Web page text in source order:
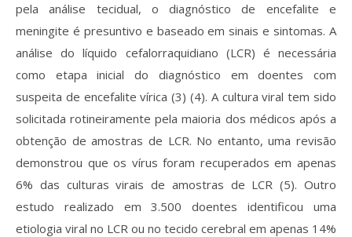
pela análise tecidual, o diagnóstico de encefalite e
meningite é presuntivo e baseado em sinais e sintomas. A
análise do líquido cefalorraquidiano (LCR) é necessária
como etapa inicial do diagnóstico em doentes com
suspeita de encefalite vírica (3) (4). A cultura viral tem sido
solicitada rotineiramente pela maioria dos médicos após a
obtenção de amostras de LCR. No entanto, uma revisão
demonstrou que os vírus foram recuperados em apenas
6% das culturas virais de amostras de LCR (5). Outro
estudo realizado em 3.500 doentes identificou uma
etiologia viral no LCR ou no tecido cerebral em apenas 14%